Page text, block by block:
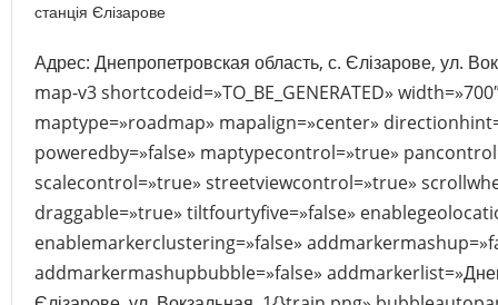
станція Єлізарове
Адрес: Днепропетровская область, с. Єлізарове, ул.
map-v3 shortcodeid=»TO_BE_GENERATED»
maptype=»roadmap» mapalign=»center»
poweredby=»false» maptypecontrol=»true»
scalecontrol=»true» streetviewcontrol=»true»
draggable=»true» tiltfourtyfive=»false»
enablemarkerclustering=»false»
addmarkermashupbubble=»false»